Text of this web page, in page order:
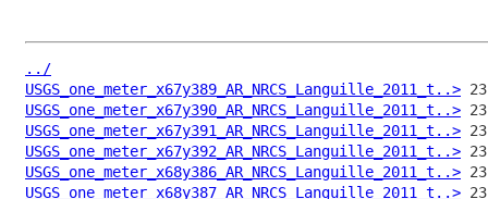
../
USGS_one_meter_x67y389_AR_NRCS_Languille_2011_t..>
USGS_one_meter_x67y390_AR_NRCS_Languille_2011_t..>
USGS_one_meter_x67y391_AR_NRCS_Languille_2011_t..>
USGS_one_meter_x67y392_AR_NRCS_Languille_2011_t..>
USGS_one_meter_x68y386_AR_NRCS_Languille_2011_t..>
USGS_one_meter_x68y387_AR_NRCS_Languille_2011_t..>